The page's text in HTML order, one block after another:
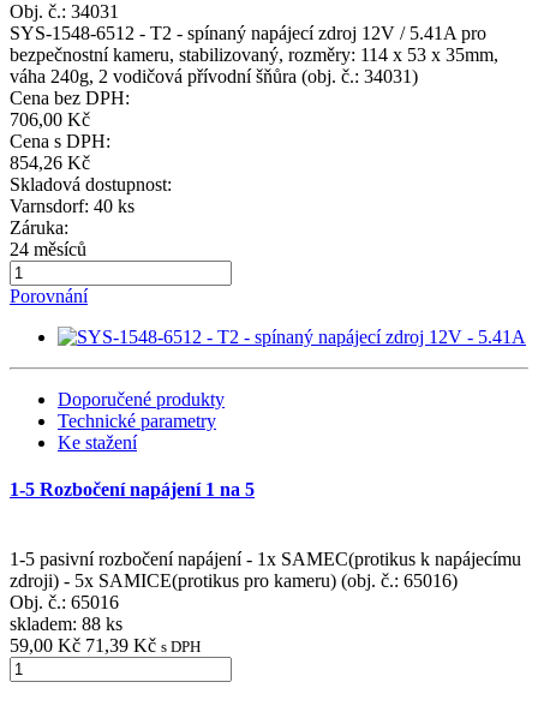
Obj. č.: 34031
SYS-1548-6512 - T2 - spínaný napájecí zdroj 12V / 5.41A pro
bezpečnostní kameru, stabilizovaný, rozměry: 114 x 53 x 35mm,
váha 240g, 2 vodičová přívodní šňůra (obj. č.: 34031)
Cena bez DPH:
706,00 Kč
Cena s DPH:
854,26 Kč
Skladová dostupnost:
Varnsdorf: 40 ks
Záruka:
24 měsíců
Porovnání
Doporučené produkty
Technické parametry
Ke stažení
1-5 Rozbočení napájení 1 na 5
1-5 pasivní rozbočení napájení - 1x SAMEC(protikus k napájecímu
zdroji) - 5x SAMICE(protikus pro kameru) (obj. č.: 65016)
Obj. č.: 65016
skladem: 88 ks
59,00 Kč 71,39 Kč s DPH